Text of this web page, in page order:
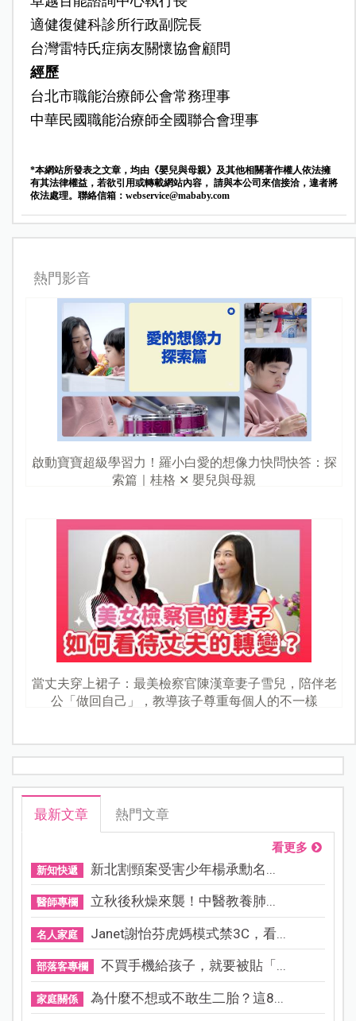
適健復健科診所行政副院長
台灣雷特氏症病友關懷協會顧問
經歷
台北市職能治療師公會常務理事
中華民國職能治療師全國聯合會理事
*本網站所發表之文章，均由《嬰兒與母親》及其他相關著作權人依法擁
有其法律權益，若欲引用或轉載網站內容， 請與本公司來信接洽，違者將
依法處理。聯絡信箱： webservice@mababy.com
熱門影音
啟動寶寶超級學習力！羅小白愛的想像力快問快答：探
索篇｜桂格 ✕ 嬰兒與母親
當丈夫穿上裙子：最美檢察官陳漢章妻子雪兒，陪伴老
公「做回自己」，教導孩子尊重每個人的不一樣
最新文章 熱門文章
看更多
新知快遞 新北割頸案受害少年楊承勳名...
醫師專欄 立秋後秋燥來襲！中醫教養肺...
名人家庭 Janet謝怡芬虎媽模式禁3C，看...
部落客專欄 不買手機給孩子，就要被貼「...
家庭關係 為什麼不想或不敢生二胎？這8...